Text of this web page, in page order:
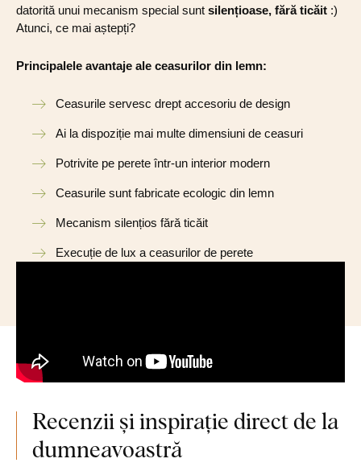
datorită unui mecanism special sunt silențioase, fără ticăit :)
Atunci, ce mai aștepți?
Principalele avantaje ale ceasurilor din lemn:
Ceasurile servesc drept accesoriu de design
Ai la dispoziție mai multe dimensiuni de ceasuri
Potrivite pe perete într-un interior modern
Ceasurile sunt fabricate ecologic din lemn
Mecanism silențios fără ticăit
Execuție de lux a ceasurilor de perete
Recenzii și inspirație direct de la
dumneavoastră